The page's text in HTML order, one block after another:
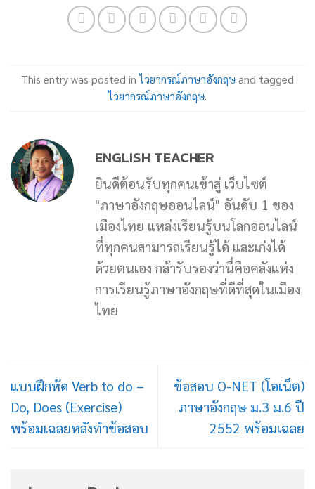
This entry was posted inไวยากรณ์ภาษาอังกฤษand tagged
ไวยากรณ์ภาษาอังกฤษ.
ENGLISH TEACHER
ยินดีต้อนรับทุกคนเข้าสู่ เว็บไซต์
"ภาษาอังกฤษออนไลน์" อันดับ 1 ของ
เมืองไทย แหล่งเรียนรู้บนโลกออนไลน์
ที่ทุกคนสามารถเรียนรู้ได้ และเก่งได้
ด้วยตนเอง กล้ารับรองว่านี่คือคลังแห่ง
การเรียนรู้ภาษาอังกฤษที่ดีที่สุดในเมือง
ไทย
แบบฝึกหัด Verb to do –
Do, Does (Exercise)
พร้อมเฉลยหลังทำข้อสอบ
ข้อสอบ O-NET (โอเน็ต)
ภาษาอังกฤษ ม.3 ม.6 ปี
2552 พร้อมเฉลย